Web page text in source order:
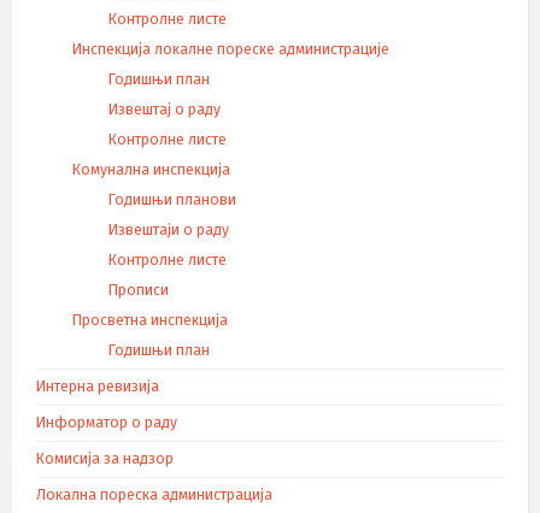
Контролне листе
Инспекција локалне пореске администрације
Годишњи план
Извештај о раду
Контролне листе
Комунална инспекција
Годишњи планови
Извештаји о раду
Контролне листе
Прописи
Просветна инспекција
Годишњи план
Интерна ревизија
Информатор о раду
Комисија за надзор
Локална пореска администрација